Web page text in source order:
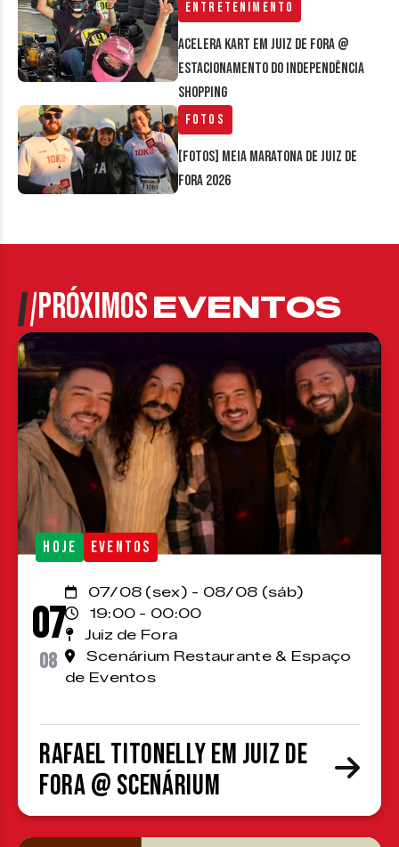
Entretenimento
Acelera Kart em Juiz de Fora @
estacionamento do Independência
Shopping
Fotos
[FOTOS] Meia Maratona de Juiz de
Fora 2026
PRÓXIMOSEVENTOS
HOJE EVENTOS
07
08
07/08 (sex) - 08/08 (sáb)
19:00 - 00:00
Juiz de Fora
Scenárium Restaurante & Espaço
de Eventos
Rafael Titonelly em Juiz de
Fora @ Scenárium